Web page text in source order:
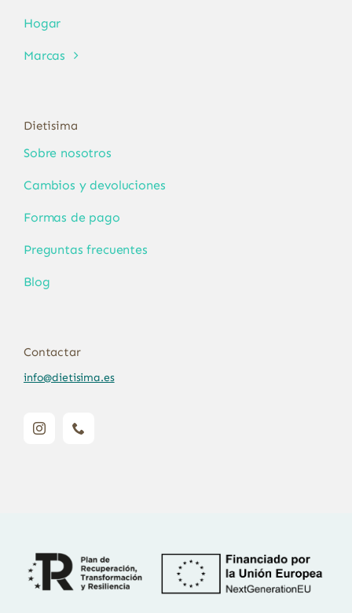
Hogar
Marcas
Dietisima
Sobre nosotros
Cambios y devoluciones
Formas de pago
Preguntas frecuentes
Blog
Contactar
info@dietisima.es